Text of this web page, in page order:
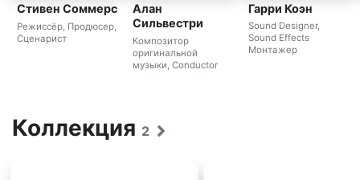
Стивен Соммерс
Режиссёр, Продюсер,
Сценарист
Алан
Сильвестри
Композитор
оригинальной
музыки, Conductor
Гарри Коэн
Sound Designer,
Sound Effects
Монтажер
Коллекция 2